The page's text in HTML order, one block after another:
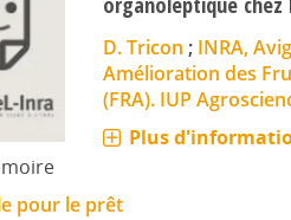
D. Tricon ; INRA,
Amélioration des
(FRA). IUP
Plus
pour le prêt